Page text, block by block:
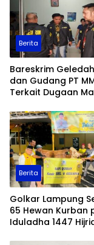
Berita
Bareskrim
dan Gudang PT
Terkait Dugaan
Berita
Golkar Lampung
65 Hewan Kurban
Iduladha 1447